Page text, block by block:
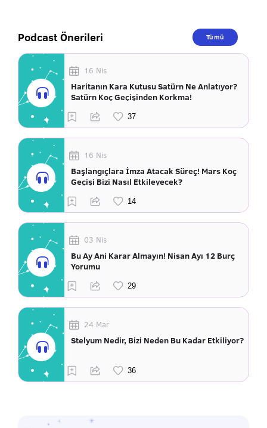
Podcast Önerileri Tümü
16 Nis
Haritanın Kara Kutusu Satürn Ne Anlatıyor?
Satürn Koç Geçişinden Korkma!
16 Nis
Başlangıçlara İmza Atacak Süreç! Mars Koç
Geçişi Bizi Nasıl Etkileyecek?
03 Nis
Bu Ay Ani Karar Almayın! Nisan Ayı 12 Burç
Yorumu
24 Mar
Stelyum Nedir, Bizi Neden Bu Kadar Etkiliyor?